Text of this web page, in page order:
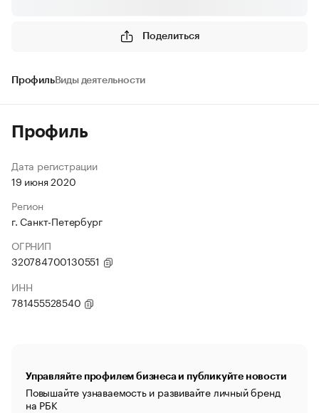
Поделиться
ПрофильВиды деятельности
Профиль
Дата регистрации
19 июня 2020
Регион
г. Санкт-Петербург
ОГРНИП
320784700130551
ИНН
781455528540
Управляйте профилем бизнеса и публикуйте новости
Повышайте узнаваемость и развивайте личный бренд
на РБК